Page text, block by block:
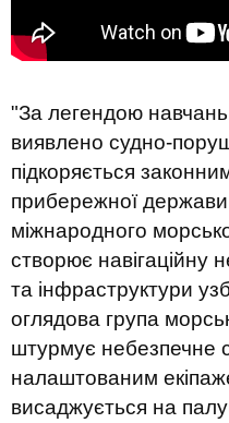
"За легендою
виявлено судно-
підкоряється
прибережної
міжнародного
створює навігаційну
та інфраструктури
оглядова група
штурмує небезпечне
налаштованим
висаджується на